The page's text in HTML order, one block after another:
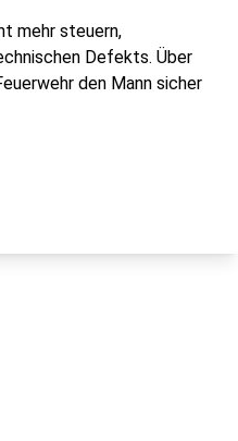
mehr steuern,
Defekts. Über
den Mann sicher